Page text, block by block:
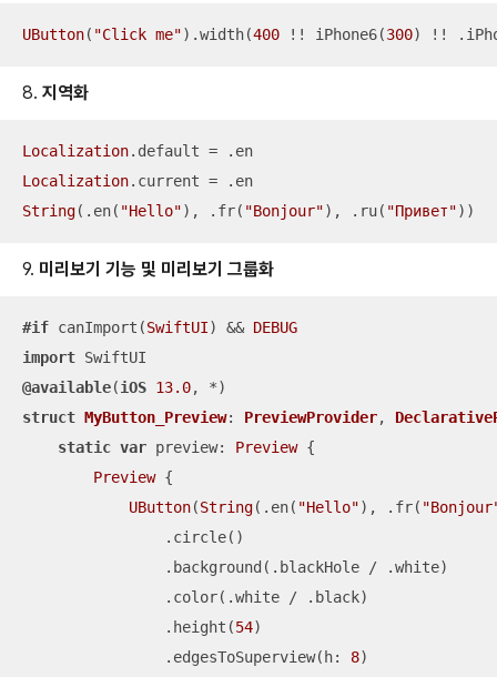
UButton( "Click me").width(400 !! iPhone6(300) !!
8. 지역화
Localization.default =
Localization.current =
String(.en( "Hello"), .fr( "Bonjour"), .ru( "Привет"))
9. 미리보기 기능 및 미리보기 그룹화
#if canImport(SwiftUI) && DEBUG
import
@available(iOS 13.0, *
struct MyButton_Preview: PreviewProvider,
static var preview: Preview {
Preview {
UButton(String(.en( "Hello"), .fr(
                .circle()
                .background(.blackHole
/ .white)
                .color(.white
/ .black)
                .height(
54)
                .edgesToSuperview(h:
8)